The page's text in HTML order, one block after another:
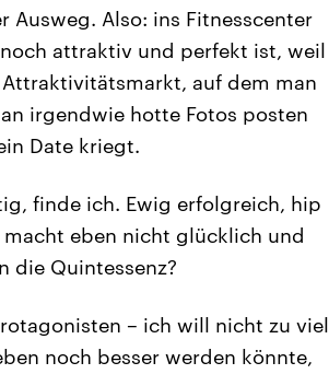
Also: ins Fitnesscenter
attraktiv und perfekt ist, weil
auf dem man
irgendwie hotte Fotos posten
Date kriegt.
finde ich. Ewig erfolgreich, hip
eben nicht glücklich und
die Quintessenz?
– ich will nicht zu viel
noch besser werden könnte,